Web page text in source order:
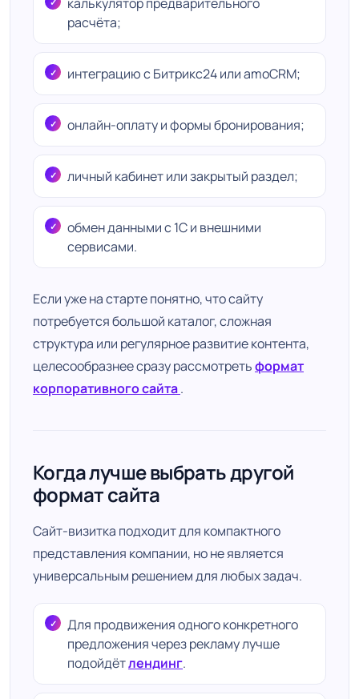
расчёта;
интеграцию с Битрикс24 или amoCRM;
онлайн-оплату и формы бронирования;
личный кабинет или закрытый раздел;
обмен данными с 1С и внешними
сервисами.
Если уже на старте понятно, что сайту
потребуется большой каталог, сложная
структура или регулярное развитие контента,
целесообразнее сразу рассмотретьформат
корпоративного сайта.
Когда лучше выбрать другой
формат сайта
Сайт-визитка подходит для компактного
представления компании, но не является
универсальным решением для любых задач.
Для продвижения одного конкретного
предложения через рекламу лучше
подойдётлендинг.